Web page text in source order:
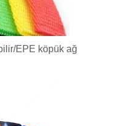
EPE köpük ağ